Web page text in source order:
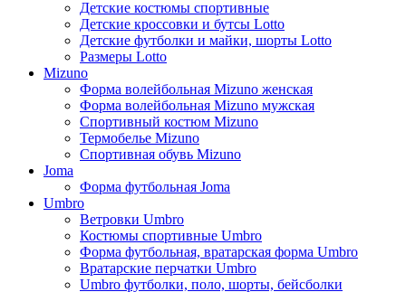
Детские костюмы спортивные
Детские кроссовки и бутсы Lotto
Детские футболки и майки, шорты Lotto
Размеры Lotto
Mizuno
Форма волейбольная Mizuno женская
Форма волейбольная Mizuno мужская
Спортивный костюм Mizuno
Термобелье Mizuno
Спортивная обувь Mizuno
Joma
Форма футбольная Joma
Umbro
Ветровки Umbro
Костюмы спортивные Umbro
Форма футбольная, вратарская форма Umbro
Вратарские перчатки Umbro
Umbro футболки, поло, шорты, бейсболки